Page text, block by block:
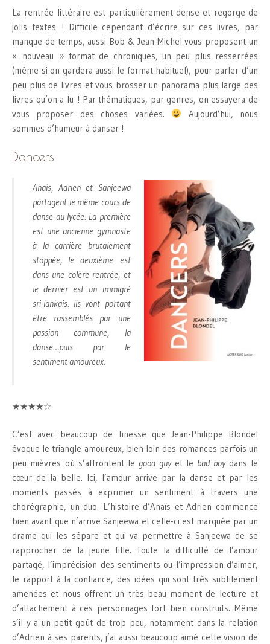
La rentrée littéraire est particulièrement dense et regorge de
jolis textes ! Difficile cependant d’écrire sur ces livres, par
manque de temps, aussi Bob & Jean-Michel vous proposent un
« nouveau » format de chroniques, un peu plus resserrées
(même si on gardera aussi le format habituel), pour parler d’un
peu plus de livres et vous brosser un panorama plus large des
livres qu’on a lu ! Par thématiques, par genres, on essayera de
vous proposer des choses variées.
Aujourd’hui, nous
sommes d’humeur à danser !
Dancers
Anaïs, Adrien et Sanjeewa
partagent le même cours de
danse au lycée. La première
est une ancienne gymnaste
à la carrière brutalement
stoppée, le deuxième est
dans une colère rentrée, et
le dernier est un immigré
sri-lankais. Ils vont portant
être rassemblés par une
passion commune, la
danse…puis par le
sentiment amoureux.
★★★★☆
C’est avec beaucoup de finesse que Jean-Philippe Blondel
évoque le triangle amoureux, bien loin des romances parfois un
peu mièvres où s’affrontent le good guyet le bad boydans le
cœur de la belle. Ici, l’amour arrive par la danse et par les
moments passés à exprimer un sentiment à travers une
chorégraphie, un duo. L’histoire d’Anaïs et Adrien commence
bien avant que n’arrive Sanjeewa et celle-ci est marquée par un
drame qui les sépare et qui va permettre à Sanjeewa de se
rapprocher de la jeune fille. Toute la difficulté de l’amour
partagé, l’imprécision des sentiments ou l’impression d’aimer,
le rapport à la confiance, des idées qui sont très subtilement
amenées et nous offrent un très beau moment de lecture et
d’attachement à ces personnages fort bien construits. Même
s’il y a un petit goût de trop peu, notamment dans la relation
d’Adrien à ses parents, j’ai aussi beaucoup aimé cette vision de